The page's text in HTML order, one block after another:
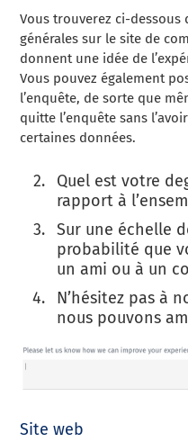
Vous trouverez ci-
générales sur le site de
donnent une idée de
Vous pouvez également
l’enquête, de sorte que
quitte l’enquête sans
certaines données.
Quel est votre
rapport à
Sur une échelle
probabilité que
un ami ou à un
N’hésitez pas à
nous pouvons
Site web